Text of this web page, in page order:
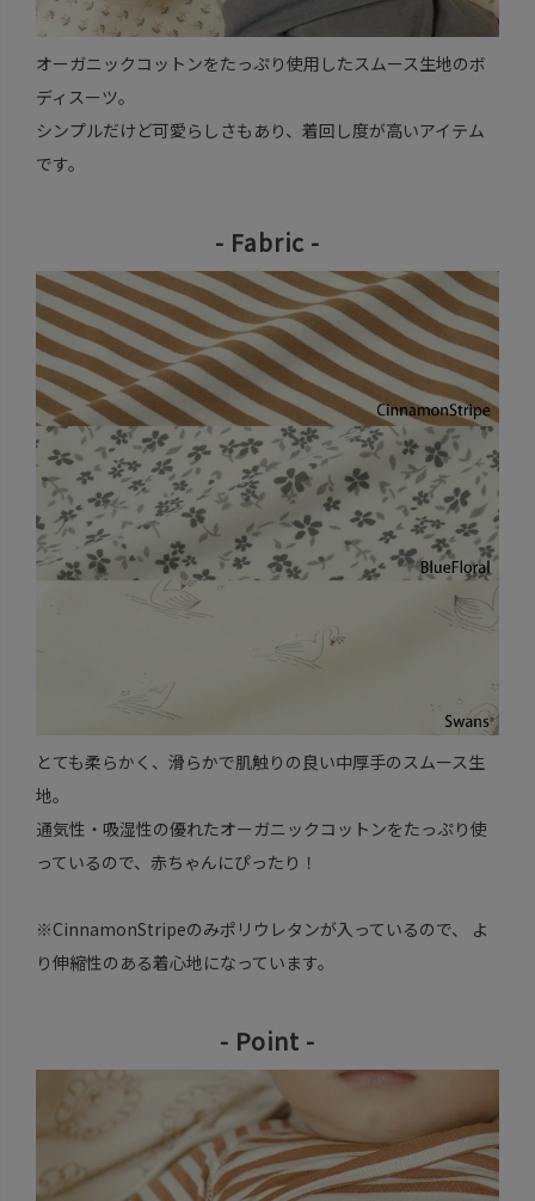
オーガニックコットンをたっぷり使用したスムース生地のボ
ディスーツ。
シンプルだけど可愛らしさもあり、着回し度が高いアイテム
です。
- Fabric -
とても柔らかく、滑らかで肌触りの良い中厚手のスムース生
地。
通気性・吸湿性の優れたオーガニックコットンをたっぷり使
っているので、赤ちゃんにぴったり！
※CinnamonStripeのみポリウレタンが入っているので、 よ
り伸縮性のある着心地になっています。
- Point -